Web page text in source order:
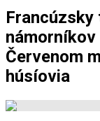
Červenom
húsíovia